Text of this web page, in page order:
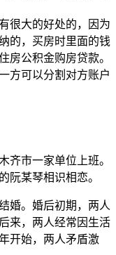
大的好处的，因为
的，买房时里面的钱
房公积金购房贷款。
方可以分割对方账户
市一家单位上班。
阮某琴相识相恋。
婚。婚后初期，两人
来，两人经常因生活
开始，两人矛盾激